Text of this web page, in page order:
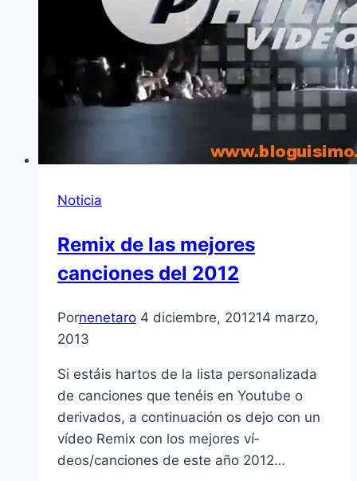
Noticia
Remix de las mejores
canciones del 2012
Pornenetaro 4 diciembre, 201214 marzo,
2013
Si estáis hartos de la lista personalizada
de canciones que tenéis en Youtube o
derivados, a continuación os dejo con un
ví­deo Remix con los mejores ví­
deos/canciones de este año 2012…